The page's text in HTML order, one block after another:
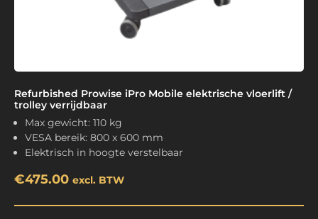
Refurbished Prowise iPro Mobile elektrische vloerlift /
trolley verrijdbaar
Max gewicht: 110 kg
VESA bereik: 800 x 600 mm
Elektrisch in hoogte verstelbaar
€475.00 excl. BTW